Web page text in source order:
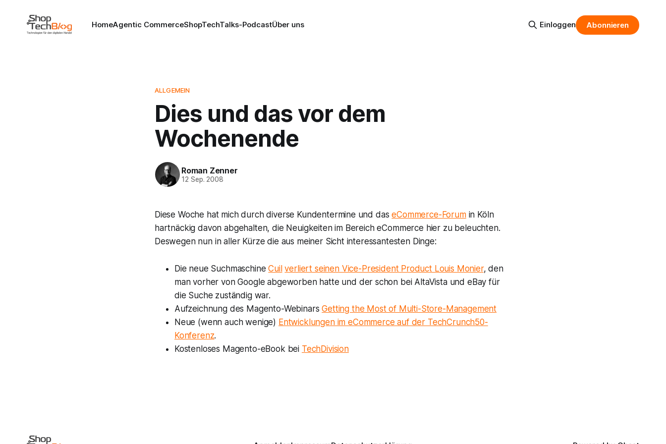
HomeAgentic CommerceShopTechTalks-PodcastÜber uns Einloggen Abonnieren
ALLGEMEIN
Dies und das vor dem
Wochenende
Roman Zenner
12 Sep. 2008
Diese Woche hat mich durch diverse Kundentermine und daseCommerce-Forumin Köln
hartnäckig davon abgehalten, die Neuigkeiten im Bereich eCommerce hier zu beleuchten.
Deswegen nun in aller Kürze die aus meiner Sicht interessantesten Dinge:
Die neue SuchmaschineCuil verliert seinen Vice-President Product Louis Monier, den
man vorher von Google abgeworben hatte und der schon bei AltaVista und eBay für
die Suche zuständig war.
Aufzeichnung des Magento-WebinarsGetting the Most of Multi-Store-Management
Neue (wenn auch wenige) Entwicklungen im eCommerce auf der TechCrunch50-
Konferenz.
Kostenloses Magento-eBook bei TechDivision